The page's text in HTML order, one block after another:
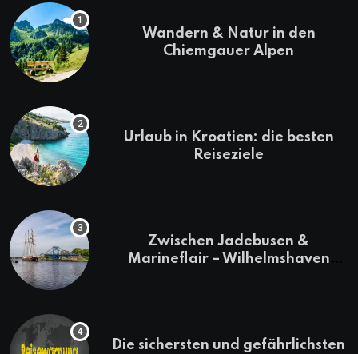
Wandern & Natur in den
Chiemgauer Alpen
Urlaub in Kroatien: die besten
Reiseziele
Zwischen Jadebusen &
Marineflair – Wilhelmshaven
Die sichersten und gefährlichsten